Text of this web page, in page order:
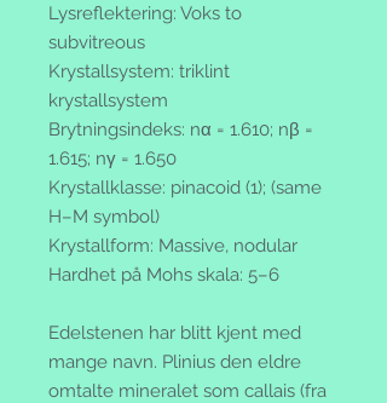
Lysreflektering: Voks to
subvitreous
Krystallsystem: triklint
krystallsystem
Brytningsindeks: nα = 1.610; nβ =
1.615; nγ = 1.650
Krystallklasse: pinacoid (1); (same
H–M symbol)
Krystallform: Massive, nodular
Hardhet på Mohs skala: 5–6
Edelstenen har blitt kjent med
mange navn. Plinius den eldre
omtalte mineralet som callais (fra